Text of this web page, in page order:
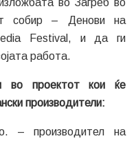
во Загреб во
собир – Денови на
Festival, и да ги
работа.
во проектот кои ќе
производители:
– производител на